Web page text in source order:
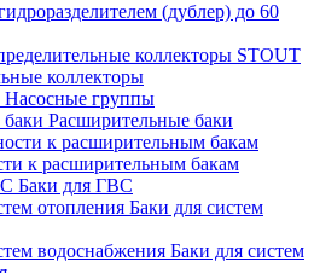
(дублер) до 60
STOUT
коллекторы
Насосные группы
Расширительные баки
к расширительным бакам
Баки для ГВС
Баки для систем
Баки для систем